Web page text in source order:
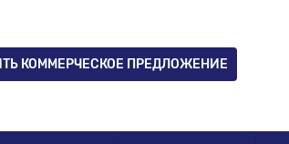
КОММЕРЧЕСКОЕ ПРЕДЛОЖЕНИЕ